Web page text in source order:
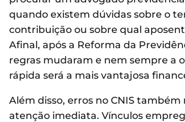
quando existem dúvidas sobre o
contribuição ou sobre qual
Afinal, após a Reforma da
regras mudaram e nem sempre a
rápida será a mais vantajosa
Além disso, erros no CNIS
atenção imediata. Vínculos